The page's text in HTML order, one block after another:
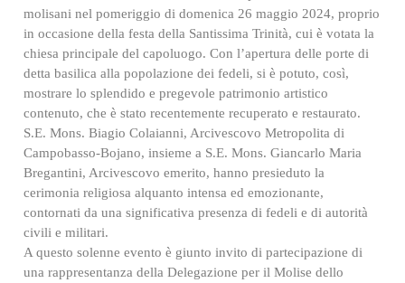
molisani nel pomeriggio di domenica 26 maggio 2024, proprio
in occasione della festa della Santissima Trinità, cui è votata la
chiesa principale del capoluogo. Con l’apertura delle porte di
detta basilica alla popolazione dei fedeli, si è potuto, così,
mostrare lo splendido e pregevole patrimonio artistico
contenuto, che è stato recentemente recuperato e restaurato.
S.E. Mons. Biagio Colaianni, Arcivescovo Metropolita di
Campobasso-Bojano, insieme a S.E. Mons. Giancarlo Maria
Bregantini, Arcivescovo emerito, hanno presieduto la
cerimonia religiosa alquanto intensa ed emozionante,
contornati da una significativa presenza di fedeli e di autorità
civili e militari.
A questo solenne evento è giunto invito di partecipazione di
una rappresentanza della Delegazione per il Molise dello